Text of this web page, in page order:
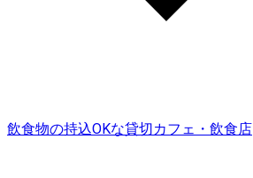
飲食物の持込OKな貸切カフェ・飲食店